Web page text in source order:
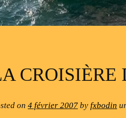
CROISIÈRE
on 4 février 2007 by fxbodin